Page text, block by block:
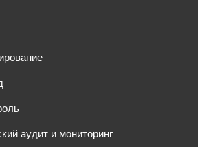
аудит и мониторинг